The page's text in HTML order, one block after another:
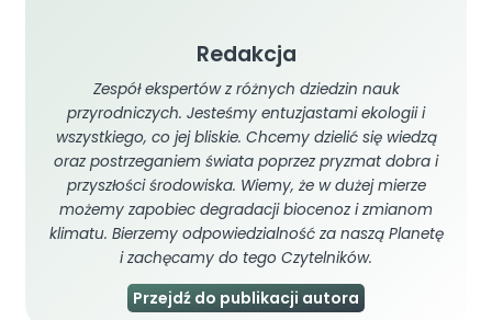
Redakcja
Zespół ekspertów z różnych dziedzin nauk
przyrodniczych. Jesteśmy entuzjastami ekologii i
wszystkiego, co jej bliskie. Chcemy dzielić się wiedzą
oraz postrzeganiem świata poprzez pryzmat dobra i
przyszłości środowiska. Wiemy, że w dużej mierze
możemy zapobiec degradacji biocenoz i zmianom
klimatu. Bierzemy odpowiedzialność za naszą Planetę
i zachęcamy do tego Czytelników.
Przejdź do publikacji autora